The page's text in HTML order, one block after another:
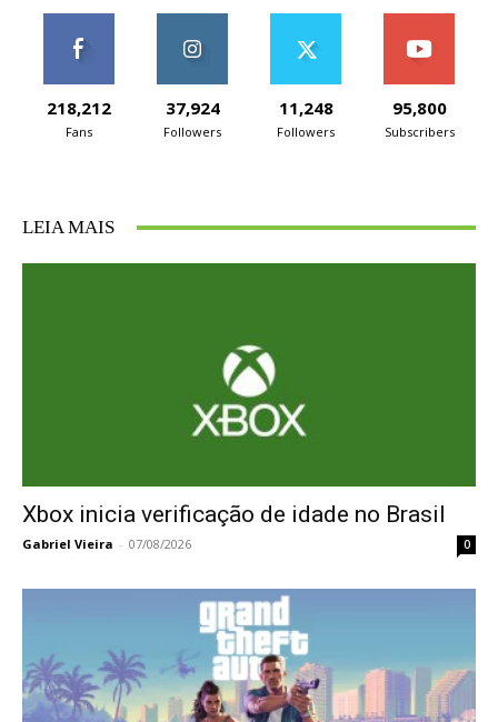
218,212
Fans
37,924
Followers
11,248
Followers
95,800
Subscribers
LEIA MAIS
Xbox inicia verificação de idade no Brasil
Gabriel Vieira - 07/08/2026 0